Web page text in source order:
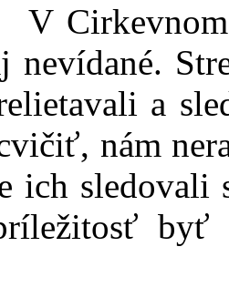
V
nevídané.
a
nám
ich sledovali